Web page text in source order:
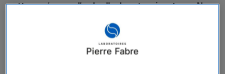
cette année sous l’ombrelle de notre signature « New